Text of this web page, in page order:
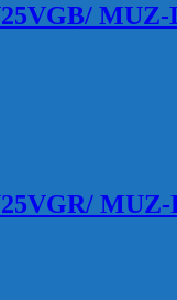
MUZ-
MUZ-